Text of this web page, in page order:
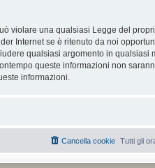
violare una qualsiasi Legge del
Internet se è ritenuto da noi
qualsiasi argomento in qualsiasi
queste informazioni non
informazioni.
Tutti gli
Cancella cookie